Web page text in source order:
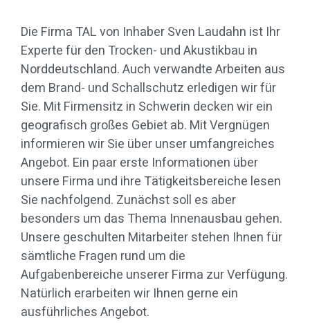
Die Firma TAL von Inhaber Sven Laudahn ist Ihr
Experte für den Trocken- und Akustikbau in
Norddeutschland. Auch verwandte Arbeiten aus
dem Brand- und Schallschutz erledigen wir für
Sie. Mit Firmensitz in Schwerin decken wir ein
geografisch großes Gebiet ab. Mit Vergnügen
informieren wir Sie über unser umfangreiches
Angebot. Ein paar erste Informationen über
unsere Firma und ihre Tätigkeitsbereiche lesen
Sie nachfolgend. Zunächst soll es aber
besonders um das Thema Innenausbau gehen.
Unsere geschulten Mitarbeiter stehen Ihnen für
sämtliche Fragen rund um die
Aufgabenbereiche unserer Firma zur Verfügung.
Natürlich erarbeiten wir Ihnen gerne ein
ausführliches Angebot.